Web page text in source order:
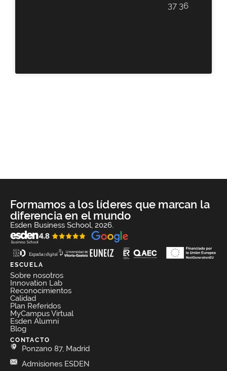
37 36
Formamos a los líderes que marcan la
diferencia en el mundo
Esden Business School, 2026.
ESCUELA
Sobre nosotros
Innovation Lab
Reconocimientos
Calidad
Plan Referidos
MyCampus Virtual
Esden Alumni
Blog
CONTACTO
Ponzano 87, Madrid
Admisiones ESDEN